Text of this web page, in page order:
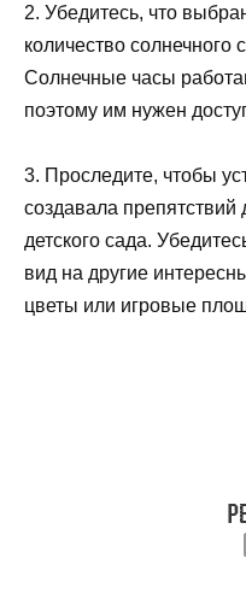
2. Убедитесь, что
количество солнечного
Солнечные часы
поэтому им нужен
3. Проследите, чтобы
создавала препятствий
детского сада.
вид на другие
цветы или игровые